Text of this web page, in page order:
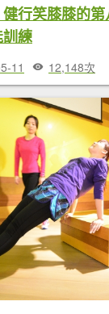
健行笑膝膝的
練
11 12,148次